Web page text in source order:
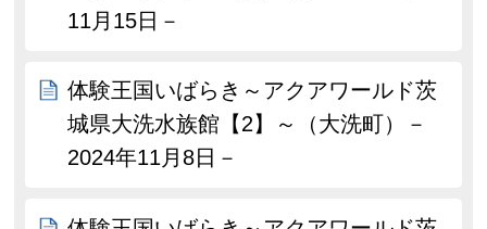
11月15日－
体験王国いばらき～アクアワールド茨
城県大洗水族館【2】～（大洗町）－
2024年11月8日－